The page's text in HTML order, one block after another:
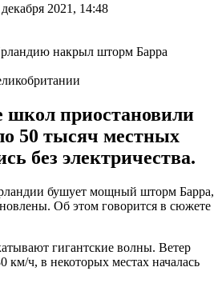
2021, 14:48
школ приостановили
50 тысяч местных
без электричества.
бушует мощный шторм Барра,
Об этом говорится в сюжете
гигантские волны. Ветер
км/ч, в некоторых местах началась